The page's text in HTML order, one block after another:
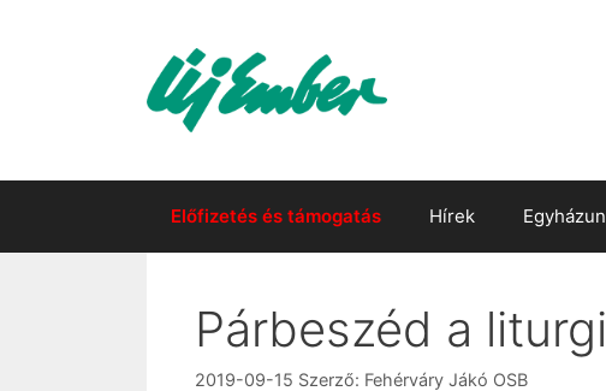
Előfizetés és támogatás Hírek
Párbeszéd a
2019-09-15 Szerző: Fehérváry Jákó OSB